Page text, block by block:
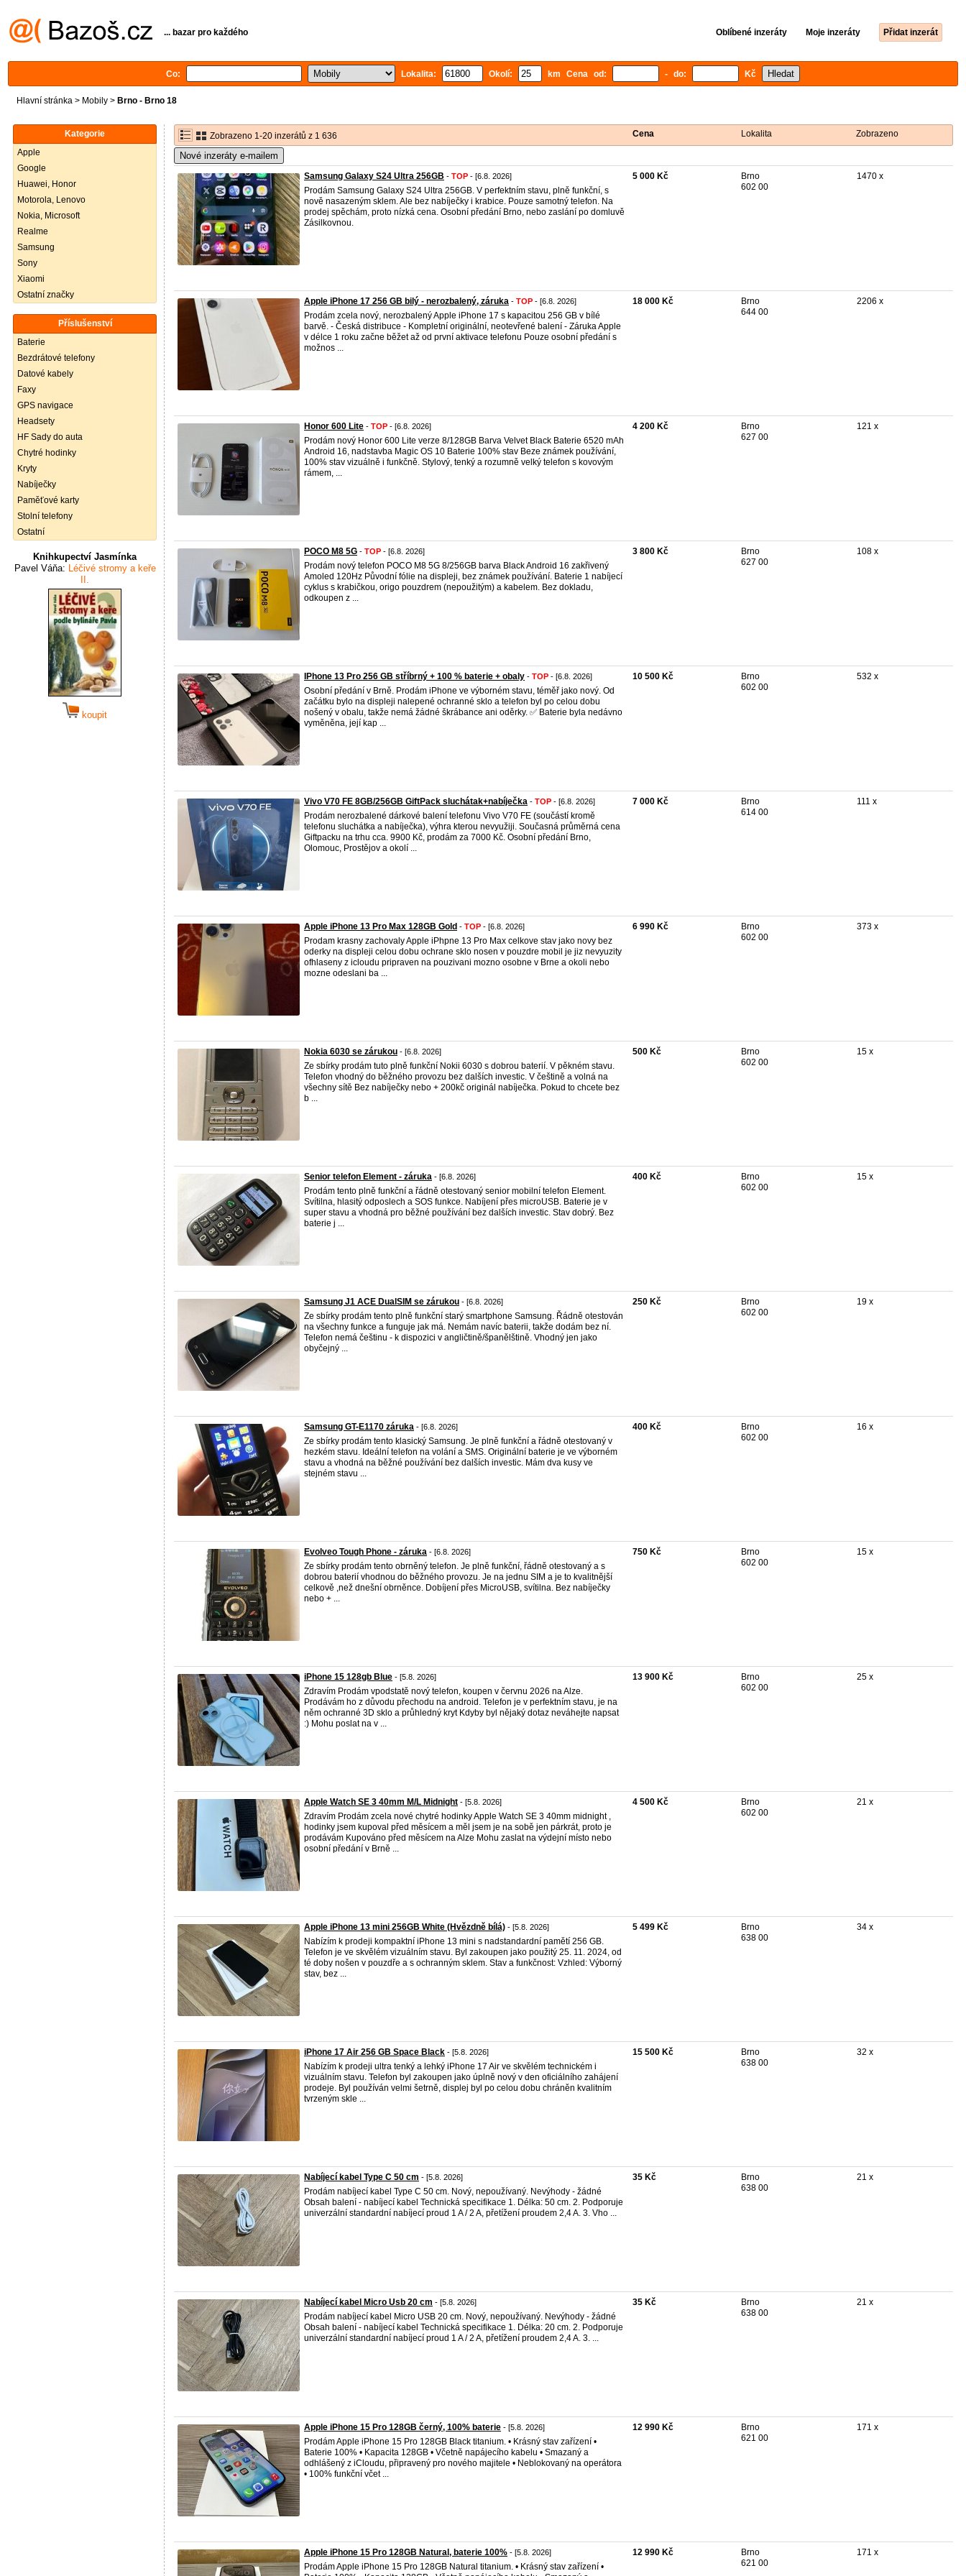
... bazar pro každého Oblíbené inzeráty Moje inzeráty Přidat inzerát
Co: Lokalita: Okolí: km Cena od: - do: Kč
Hlavní stránka > Mobily > Brno - Brno 18
Kategorie
Apple
Google
Huawei, Honor
Motorola, Lenovo
Nokia, Microsoft
Realme
Samsung
Sony
Xiaomi
Ostatní značky
Příslušenství
Baterie
Bezdrátové telefony
Datové kabely
Faxy
GPS navigace
Headsety
HF Sady do auta
Chytré hodinky
Kryty
Nabíječky
Paměťové karty
Stolní telefony
Ostatní
Knihkupectví Jasmínka
Pavel Váňa: Léčivé stromy a keře
II.
koupit
Zobrazeno 1-20 inzerátů z 1 636 Cena Lokalita Zobrazeno
Nové inzeráty e-mailem
Samsung Galaxy S24 Ultra 256GB - TOP - [6.8. 2026]
Prodám Samsung Galaxy S24 Ultra 256GB. V perfektním stavu, plně funkční, s
nově nasazeným sklem. Ale bez nabíječky i krabice. Pouze samotný telefon. Na
prodej spěchám, proto nízká cena. Osobní předání Brno, nebo zaslání po domluvě
Zásilkovnou.
5 000 Kč
Brno
602 00
1470 x
Apple iPhone 17 256 GB bilý - nerozbalený, záruka - TOP - [6.8. 2026]
Prodám zcela nový, nerozbalený Apple iPhone 17 s kapacitou 256 GB v bílé
barvě. - Česká distribuce - Kompletní originální, neotevřené balení - Záruka Apple
v délce 1 roku začne běžet až od první aktivace telefonu Pouze osobní předání s
možnos ...
18 000 Kč
Brno
644 00
2206 x
Honor 600 Lite - TOP - [6.8. 2026]
Prodám nový Honor 600 Lite verze 8/128GB Barva Velvet Black Baterie 6520 mAh
Android 16, nadstavba Magic OS 10 Baterie 100% stav Beze známek používání,
100% stav vizuálně i funkčně. Stylový, tenký a rozumně velký telefon s kovovým
rámem, ...
4 200 Kč
Brno
627 00
121 x
POCO M8 5G - TOP - [6.8. 2026]
Prodám nový telefon POCO M8 5G 8/256GB barva Black Android 16 zakřivený
Amoled 120Hz Původní fólie na displeji, bez známek používání. Baterie 1 nabíjecí
cyklus s krabičkou, origo pouzdrem (nepoužitým) a kabelem. Bez dokladu,
odkoupen z ...
3 800 Kč
Brno
627 00
108 x
IPhone 13 Pro 256 GB stříbrný + 100 % baterie + obaly - TOP - [6.8. 2026]
Osobní předání v Brně. Prodám iPhone ve výborném stavu, téměř jako nový. Od
začátku bylo na displeji nalepené ochranné sklo a telefon byl po celou dobu
nošený v obalu, takže nemá žádné škrábance ani oděrky. ✅ Baterie byla nedávno
vyměněna, její kap ...
10 500 Kč
Brno
602 00
532 x
Vivo V70 FE 8GB/256GB GiftPack sluchátak+nabíječka - TOP - [6.8. 2026]
Prodám nerozbalené dárkové balení telefonu Vivo V70 FE (součástí kromě
telefonu sluchátka a nabíječka), výhra kterou nevyužiji. Současná průměrná cena
Giftpacku na trhu cca. 9900 Kč, prodám za 7000 Kč. Osobní předání Brno,
Olomouc, Prostějov a okolí ...
7 000 Kč
Brno
614 00
111 x
Apple iPhone 13 Pro Max 128GB Gold - TOP - [6.8. 2026]
Prodam krasny zachovaly Apple iPhpne 13 Pro Max celkove stav jako novy bez
oderky na displeji celou dobu ochrane sklo nosen v pouzdre mobil je jiz nevyuzity
ofhlaseny z icloudu pripraven na pouzivani mozno osobne v Brne a okoli nebo
mozne odeslani ba ...
6 990 Kč
Brno
602 00
373 x
Nokia 6030 se zárukou - [6.8. 2026]
Ze sbírky prodám tuto plně funkční Nokii 6030 s dobrou baterií. V pěkném stavu.
Telefon vhodný do běžného provozu bez dalších investic. V češtině a volná na
všechny sítě Bez nabíječky nebo + 200kč originál nabíječka. Pokud to chcete bez
b ...
500 Kč
Brno
602 00
15 x
Senior telefon Element - záruka - [6.8. 2026]
Prodám tento plně funkční a řádně otestovaný senior mobilní telefon Element.
Svítilna, hlasitý odposlech a SOS funkce. Nabíjení přes microUSB. Baterie je v
super stavu a vhodná pro běžné používání bez dalších investic. Stav dobrý. Bez
baterie j ...
400 Kč
Brno
602 00
15 x
Samsung J1 ACE DualSIM se zárukou - [6.8. 2026]
Ze sbírky prodám tento plně funkční starý smartphone Samsung. Řádně otestován
na všechny funkce a funguje jak má. Nemám navíc baterii, takže dodám bez ní.
Telefon nemá češtinu - k dispozici v angličtině/španělštině. Vhodný jen jako
obyčejný ...
250 Kč
Brno
602 00
19 x
Samsung GT-E1170 záruka - [6.8. 2026]
Ze sbírky prodám tento klasický Samsung. Je plně funkční a řádně otestovaný v
hezkém stavu. Ideální telefon na volání a SMS. Originální baterie je ve výborném
stavu a vhodná na běžné používání bez dalších investic. Mám dva kusy ve
stejném stavu ...
400 Kč
Brno
602 00
16 x
Evolveo Tough Phone - záruka - [6.8. 2026]
Ze sbírky prodám tento obrněný telefon. Je plně funkční, řádně otestovaný a s
dobrou baterií vhodnou do běžného provozu. Je na jednu SIM a je to kvalitnější
celkově ,než dnešní obrněnce. Dobíjení přes MicroUSB, svítilna. Bez nabíječky
nebo + ...
750 Kč
Brno
602 00
15 x
iPhone 15 128gb Blue - [5.8. 2026]
Zdravím Prodám vpodstatě nový telefon, koupen v červnu 2026 na Alze.
Prodávám ho z důvodu přechodu na android. Telefon je v perfektním stavu, je na
něm ochranné 3D sklo a průhledný kryt Kdyby byl nějaký dotaz neváhejte napsat
:) Mohu poslat na v ...
13 900 Kč
Brno
602 00
25 x
Apple Watch SE 3 40mm M/L Midnight - [5.8. 2026]
Zdravím Prodám zcela nové chytré hodinky Apple Watch SE 3 40mm midnight ,
hodinky jsem kupoval před měsícem a měl jsem je na sobě jen párkrát, proto je
prodávám Kupováno před měsícem na Alze Mohu zaslat na výdejní místo nebo
osobní předání v Brně ...
4 500 Kč
Brno
602 00
21 x
Apple iPhone 13 mini 256GB White (Hvězdně bílá) - [5.8. 2026]
Nabízím k prodeji kompaktní iPhone 13 mini s nadstandardní pamětí 256 GB.
Telefon je ve skvělém vizuálním stavu. Byl zakoupen jako použitý 25. 11. 2024, od
té doby nošen v pouzdře a s ochranným sklem. Stav a funkčnost: Vzhled: Výborný
stav, bez ...
5 499 Kč
Brno
638 00
34 x
iPhone 17 Air 256 GB Space Black - [5.8. 2026]
Nabízím k prodeji ultra tenký a lehký iPhone 17 Air ve skvělém technickém i
vizuálním stavu. Telefon byl zakoupen jako úplně nový v den oficiálního zahájení
prodeje. Byl používán velmi šetrně, displej byl po celou dobu chráněn kvalitním
tvrzeným skle ...
15 500 Kč
Brno
638 00
32 x
Nabíjecí kabel Type C 50 cm - [5.8. 2026]
Prodám nabíjecí kabel Type C 50 cm. Nový, nepoužívaný. Nevýhody - žádné
Obsah balení - nabíjecí kabel Technická specifikace 1. Délka: 50 cm. 2. Podporuje
univerzální standardní nabíjecí proud 1 A / 2 A, přetížení proudem 2,4 A. 3. Vho ...
35 Kč
Brno
638 00
21 x
Nabíjecí kabel Micro Usb 20 cm - [5.8. 2026]
Prodám nabíjecí kabel Micro USB 20 cm. Nový, nepoužívaný. Nevýhody - žádné
Obsah balení - nabíjecí kabel Technická specifikace 1. Délka: 20 cm. 2. Podporuje
univerzální standardní nabíjecí proud 1 A / 2 A, přetížení proudem 2,4 A. 3. ...
35 Kč
Brno
638 00
21 x
Apple iPhone 15 Pro 128GB černý, 100% baterie - [5.8. 2026]
Prodám Apple iPhone 15 Pro 128GB Black titanium. • Krásný stav zařízení •
Baterie 100% • Kapacita 128GB • Včetně napájecího kabelu • Smazaný a
odhlášený z iCloudu, připravený pro nového majitele • Neblokovaný na operátora
• 100% funkční včet ...
12 990 Kč
Brno
621 00
171 x
Apple iPhone 15 Pro 128GB Natural, baterie 100% - [5.8. 2026]
Prodám Apple iPhone 15 Pro 128GB Natural titanium. • Krásný stav zařízení •
12 990 Kč
Brno
621 00
171 x